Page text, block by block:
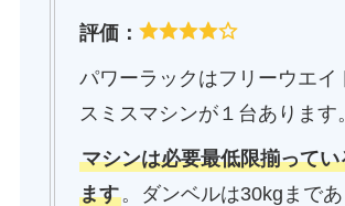
評価：
パワーラックはフリーウエイ
スミスマシンが１台あります。
マシンは必要最低限揃ってい
ます。ダンベルは30kgまであ